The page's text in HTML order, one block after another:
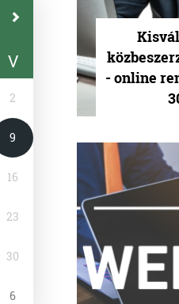
V
2
9
16
23
30
6
- online